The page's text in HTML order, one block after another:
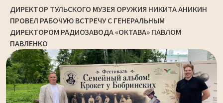
ДИРЕКТОР ТУЛЬСКОГО МУЗЕЯ ОРУЖИЯ НИКИТА АНИКИН
ПРОВЕЛ РАБОЧУЮ ВСТРЕЧУ С ГЕНЕРАЛЬНЫМ
ДИРЕКТОРОМ РАДИОЗАВОДА «ОКТАВА» ПАВЛОМ
ПАВЛЕНКО